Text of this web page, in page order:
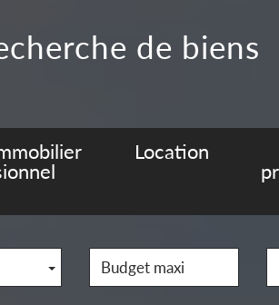
de biens
Location